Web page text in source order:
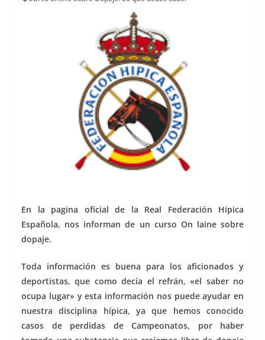
En la pagina oficial de la Real Federación Hípica
Española, nos informan de un curso On laine sobre
dopaje.
Toda información es buena para los aficionados y
deportistas, que como decía el refrán, «el saber no
ocupa lugar» y esta información nos puede ayudar en
nuestra disciplina hípica, ya que hemos conocido
casos de perdidas de Campeonatos, por haber